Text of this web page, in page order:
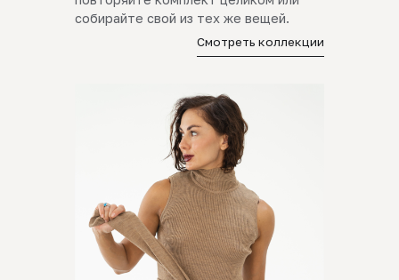
собирайте свой из тех же вещей.
Смотреть коллекции